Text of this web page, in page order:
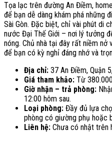
Tọa lạc trên đường An Điềm,
để bạn dễ dàng khám phá những
Sài Gòn. Đặc biệt, chỉ vài phút di
nước Đại Thế Giới – nơi lý tưởng
nóng. Chủ nhà tại đây rất niềm nở
để bạn có kỳ nghỉ đáng nhớ và
Địa chỉ: 37 An Điềm, Quận
Giá tham khảo: Từ
Giờ nhận – trả phòng:
12:00 hôm sau.
Loại phòng: Đầy đủ lựa
phòng có giường phụ hoặc
Liên hệ: Chưa có nhật trên